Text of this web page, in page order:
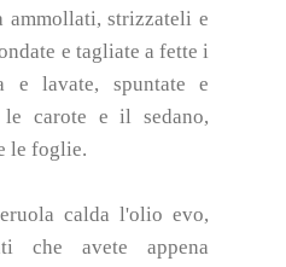
strizzateli e
e tagliate a fette i
e lavate, spuntate e
carote e il sedano,
le foglie.
calda l'olio evo,
che avete appena